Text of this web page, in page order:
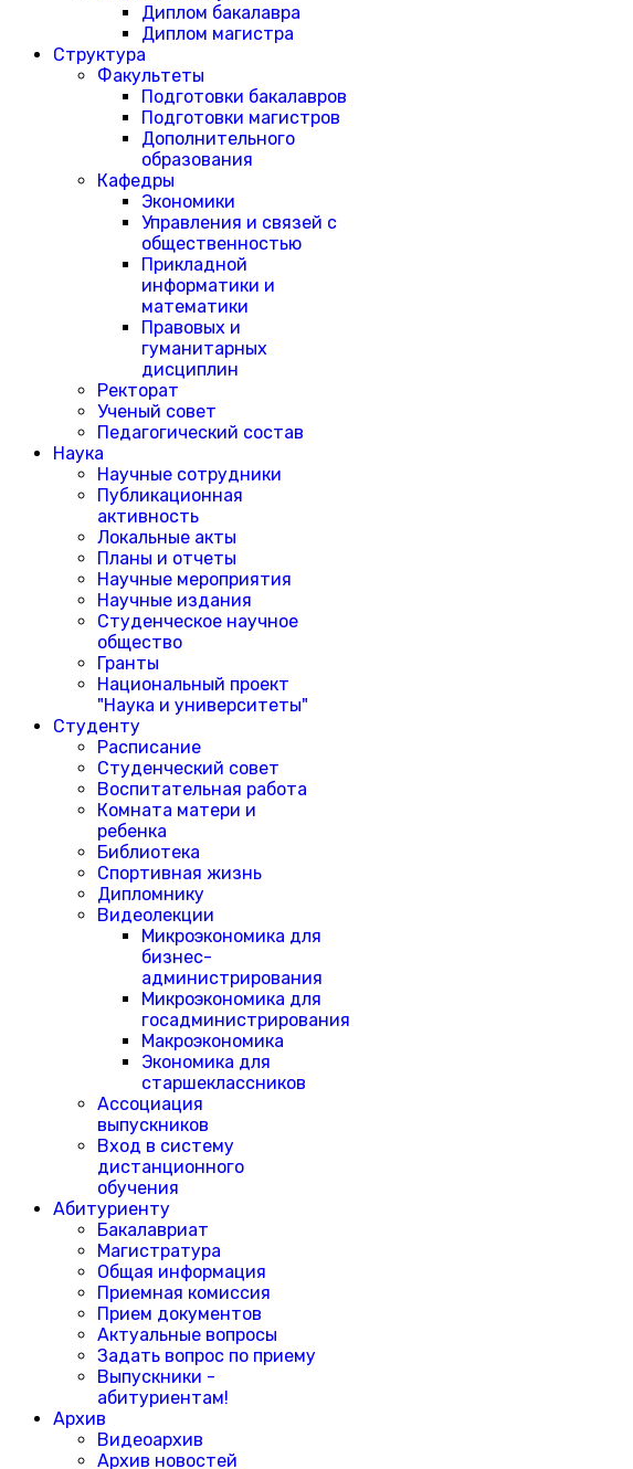
Диплом бакалавра
Диплом магистра
Структура
Факультеты
Подготовки бакалавров
Подготовки магистров
Дополнительного
образования
Кафедры
Экономики
Управления и связей с
общественностью
Прикладной
информатики и
математики
Правовых и
гуманитарных
дисциплин
Ректорат
Ученый совет
Педагогический состав
Наука
Научные сотрудники
Публикационная
активность
Локальные акты
Планы и отчеты
Научные мероприятия
Научные издания
Студенческое научное
общество
Гранты
Национальный проект
"Наука и университеты"
Студенту
Расписание
Студенческий совет
Воспитательная работа
Комната матери и
ребенка
Библиотека
Спортивная жизнь
Дипломнику
Видеолекции
Микроэкономика для
бизнес-
администрирования
Микроэкономика для
госадминистрирования
Макроэкономика
Экономика для
старшеклассников
Ассоциация
выпускников
Вход в систему
дистанционного
обучения
Абитуриенту
Бакалавриат
Магистратура
Общая информация
Приемная комиссия
Прием документов
Актуальные вопросы
Задать вопрос по приему
Выпускники -
абитуриентам!
Архив
Видеоархив
Архив новостей